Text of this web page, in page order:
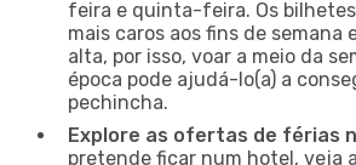
feira e quinta-feira. Os
mais caros aos fins de semana
alta, por isso, voar a meio da
época pode ajudá-lo(a) a
pechincha.
Explore as ofertas de férias
pretende ficar num hotel, veja